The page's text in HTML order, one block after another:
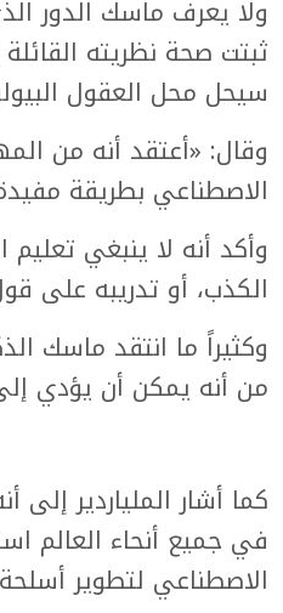
ولا يعرف ماسك الدور
ثبتت صحة نظريته
سيحل محل العقول
وقال: «أعتقد أنه من
الاصطناعي بطريقة
وأكد أنه لا ينبغي تعليم
الكذب، أو تدريبه على
وكثيراً ما انتقد ماسك
من أنه يمكن أن يؤدي
كما أشار الملياردير
في جميع أنحاء العالم
الاصطناعي لتطوير